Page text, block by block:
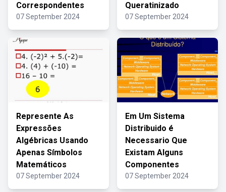
Correspondentes
07 September 2024
Queratinizado
07 September 2024
Represente As
Expressões
Algébricas Usando
Apenas Símbolos
Matemáticos
07 September 2024
Em Um Sistema
Distribuido é
Necessario Que
Existam Alguns
Componentes
07 September 2024